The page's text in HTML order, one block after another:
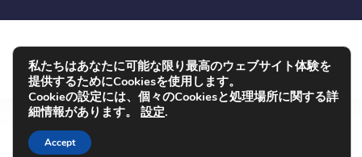
COPYRIGHT © 2004 - 2026 UVPLASTIC MATERIAL TECHNOLOGY CO.,
LTD. ALL RIGHTS RESERVED
私たちはあなたに可能な限り最高のウェブサイト体験を
提供するためにCookiesを使用します。
Cookieの設定には、個々のCookiesと処理場所に関する詳
細情報があります。 設定.
Accept